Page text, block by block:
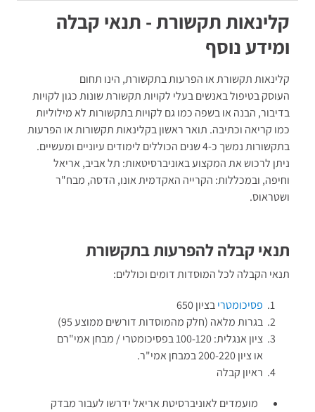
קלינאות תקשורת - תנאי קבלה
ומידע נוסף
קלינאות תקשורת או הפרעות בתקשורת, הינו תחום
העוסק בטיפול באנשים בעלי לקויות תקשורת שונות כגון לקויות
בדיבור, הבנה או בשפה כמו גם לקויות בתקשורות לא מילוליות
כמו קריאה וכתיבה. תואר ראשון בקלינאות תקשורות או הפרעות
בתקשורות נמשך כ-4 שנים הכוללים לימודים עיוניים ומעשיים.
ניתן לרכוש את המקצוע באוניברסיטאות: תל אביב, אריאל
וחיפה, ובמכללות: הקרייה האקדמית אונו, הדסה, מבח"ר
ושטראוס.
תנאי קבלה להפרעות בתקשורת
תנאי הקבלה לכל המוסדות דומים וכוללים:
פסיכומטריבציון 650
בגרות מלאה (חלק מהמוסדות דורשים ממוצע 95)
ציון אנגלית: 100-120 בפסיכומטרי / מבחן אמי"רם
או ציון 200-220 במבחן אמי"ר.
ראיון קבלה
מועמדים לאוניברסיטת אריאל ידרשו לעבור מבדק